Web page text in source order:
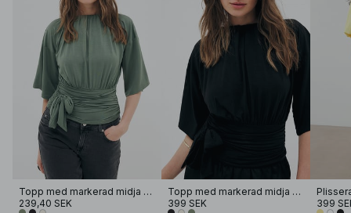
Topp med markerad midja och knytning
239,40 SEK
Topp med markerad midja och knytning
399 SEK
399